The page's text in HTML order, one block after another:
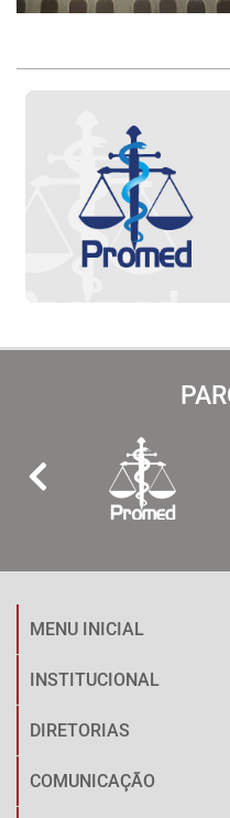
MENU INICIAL
INSTITUCIONAL
DIRETORIAS
COMUNICAÇÃO